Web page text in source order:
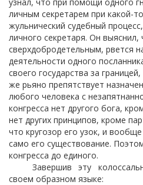
личным секретарем при какой-
жульнический судебный
личного секретаря. Он выяснил,
сверхдобродетельным, рвется
деятельности одного
своего государства за
же рьяно препятствует
любого человека с
конгресса нет другого бога,
нет других принципов, кроме
что кругозор его узок, и
само его существование.
конгресса до единого.
Завершив эту
своем образном языке: